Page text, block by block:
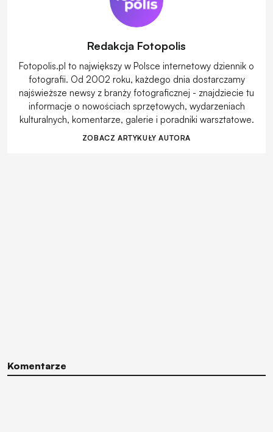
Redakcja Fotopolis
Fotopolis.pl to największy w Polsce internetowy dziennik o
fotografii. Od 2002 roku, każdego dnia dostarczamy
najświeższe newsy z branży fotograficznej - znajdziecie tu
informacje o nowościach sprzętowych, wydarzeniach
kulturalnych, komentarze, galerie i poradniki warsztatowe.
ZOBACZ ARTYKUŁY AUTORA
Komentarze